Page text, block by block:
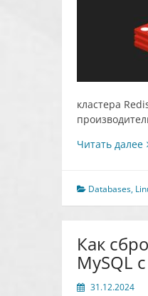
кластера
Читать далее
Databases,
Как
MySQL
31.12.2024